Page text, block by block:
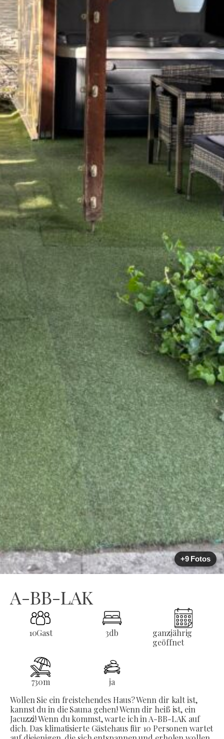
+9 Fotos
A-BB-LAK
10Gast 3db
ganzjährig
geöffnet
730m
ja
Wollen Sie ein freistehendes Haus? Wenn dir kalt ist,
kannst du in die Sauna gehen! Wenn dir heiß ist, ein
Jacuzzi! Wenn du kommst, warte ich in A-BB-LAK auf
dich. Das klimatisierte Gästehaus für 10 Personen wartet